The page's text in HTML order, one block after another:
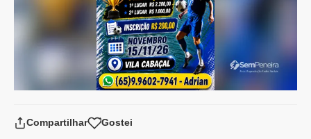
Compartilhar Gostei